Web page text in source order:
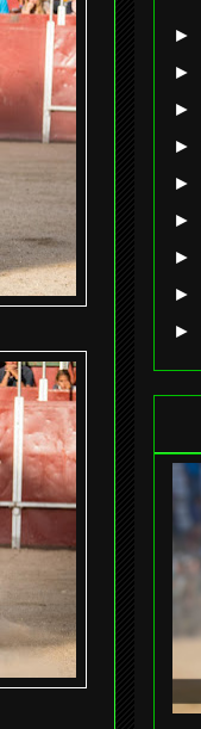
►
►
►
►
►
►
►
►
►